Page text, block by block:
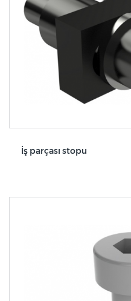
İş parçası stopu